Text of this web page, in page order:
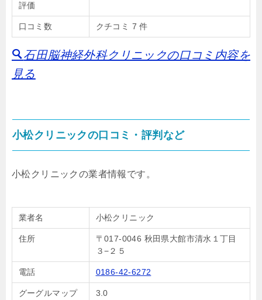
評価
口コミ数 クチコミ 7 件
石田脳神経外科クリニックの口コミ内容を
見る
小松クリニックの口コミ・評判など
小松クリニックの業者情報です。
業者名 小松クリニック
住所
〒017-0046 秋田県大館市清水１丁目
３−２５
電話 0186-42-6272
グーグルマップ
3.0